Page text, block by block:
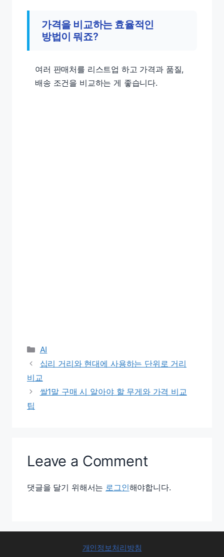
가격을 비교하는 효율적인
방법이 뭐죠?
여러 판매처를 리스트업 하고 가격과 품질,
배송 조건을 비교하는 게 좋습니다.
Categories
AI
십리 거리와 현대에 사용하는 단위로 거리
비교
쌀1말 구매 시 알아야 할 무게와 가격 비교
팁
Leave a Comment
댓글을 달기 위해서는 로그인해야합니다.
개인정보처리방침